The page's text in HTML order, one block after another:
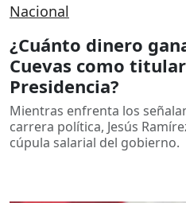
Nacional
¿Cuánto dinero
Cuevas como
Presidencia?
Mientras enfrenta los
carrera política, Jesús
cúpula salarial del gobierno.